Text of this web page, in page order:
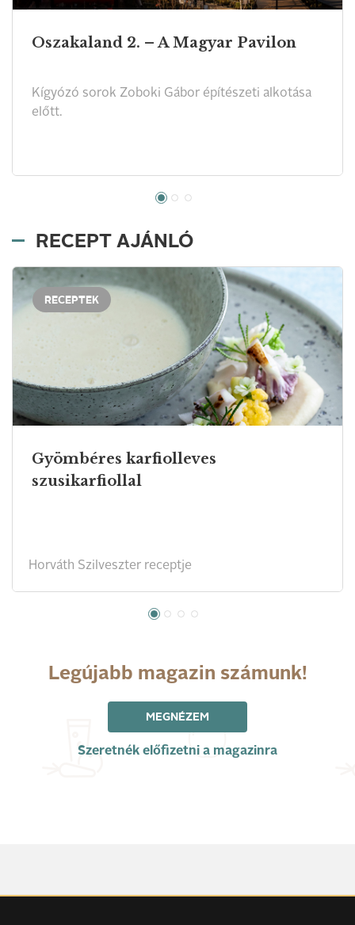
Oszakaland 2. – A Magyar Pavilon
Kígyózó sorok Zoboki Gábor építészeti alkotása
előtt.
RECEPT AJÁNLÓ
RECEPTEK
Gyömbéres karfiolleves
szusikarfiollal
Horváth Szilveszter receptje
Legújabb magazin számunk!
MEGNÉZEM
Szeretnék előfizetni a magazinra